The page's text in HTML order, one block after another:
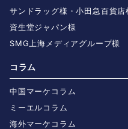
サンドラッグ様・小田急百貨店
資生堂ジャパン様
SMG上海メディアグループ様
コラム
中国マーケコラム
ミーエルコラム
海外マーケコラム